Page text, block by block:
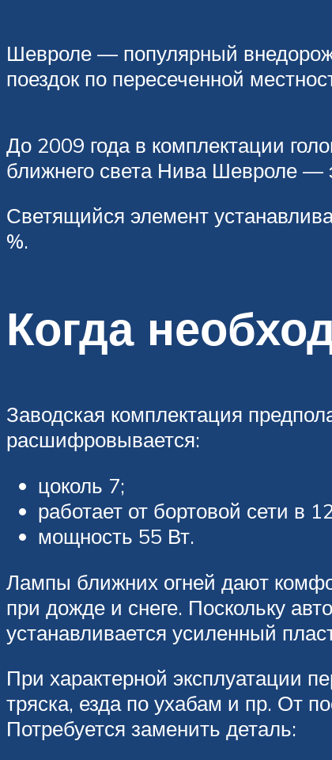
Шевроле — популярный
поездок по пересеченной
До 2009 года в комплектации
ближнего света Нива Шевроле —
Светящийся элемент
%.
Когда
Заводская комплектация
расшифровывается:
цоколь 7;
работает от бортовой сети в
мощность 55 Вт.
Лампы ближних огней дают
при дожде и снеге. Поскольку
устанавливается усиленный
При характерной эксплуатации
тряска, езда по ухабам и пр. От
Потребуется заменить деталь: